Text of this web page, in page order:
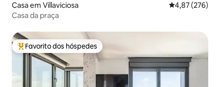
Casa em Villaviciosa Classificação
4,87 (276)
Casa da praça
Favoritos dos hóspedes mais apreciados
Favorito dos hóspedes